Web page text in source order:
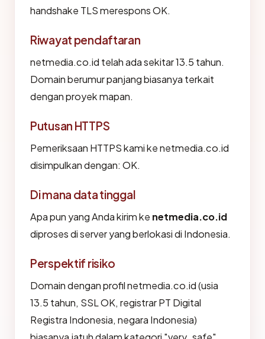
handshake TLS merespons OK.
Riwayat pendaftaran
netmedia.co.id telah ada sekitar 13.5 tahun.
Domain berumur panjang biasanya terkait
dengan proyek mapan.
Putusan HTTPS
Pemeriksaan HTTPS kami ke netmedia.co.id
disimpulkan dengan: OK.
Di mana data tinggal
Apa pun yang Anda kirim ke netmedia.co.id
diproses di server yang berlokasi di Indonesia.
Perspektif risiko
Domain dengan profil netmedia.co.id (usia
13.5 tahun, SSL OK, registrar PT Digital
Registra Indonesia, negara Indonesia)